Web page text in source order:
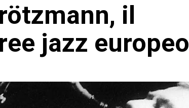
il
jazz europeo